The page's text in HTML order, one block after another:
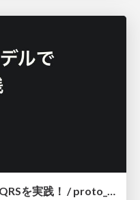
GoとアクターモデルでES+CQRSを実践！ / proto_actor_es_cqrs